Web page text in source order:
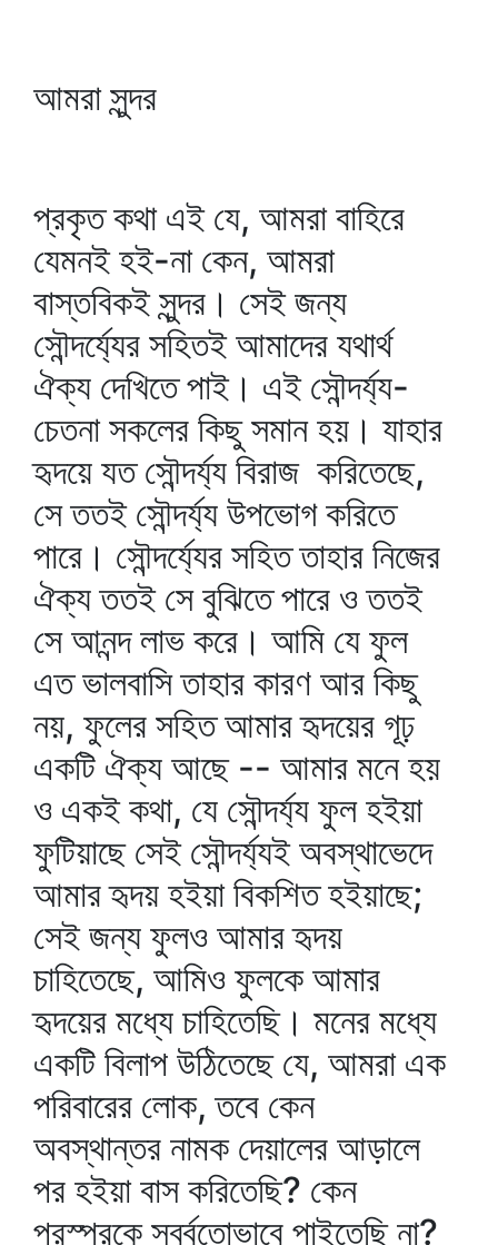
আমরা সুন্দর
প্রকৃত কথা এই যে, আমরা বাহিরে
যেমনই হই-না কেন, আমরা
বাস্তবিকই সুন্দর। সেই জন্য
সৌন্দর্য্যের সহিতই আমাদের যথার্থ
ঐক্য দেখিতে পাই। এই সৌন্দর্য্য-
চেতনা সকলের কিছু সমান হয়। যাহার
হৃদয়ে যত সৌন্দর্য্য বিরাজ করিতেছে,
সে ততই সৌন্দর্য্য উপভোগ করিতে
পারে। সৌন্দর্য্যের সহিত তাহার নিজের
ঐক্য ততই সে বুঝিতে পারে ও ততই
সে আনন্দ লাভ করে। আমি যে ফুল
এত ভালবাসি তাহার কারণ আর কিছু
নয়, ফুলের সহিত আমার হৃদয়ের গূঢ়
একটি ঐক্য আছে -- আমার মনে হয়
ও একই কথা, যে সৌন্দর্য্য ফুল হইয়া
ফুটিয়াছে সেই সৌন্দর্য্যই অবস্থাভেদে
আমার হৃদয় হইয়া বিকশিত হইয়াছে;
সেই জন্য ফুলও আমার হৃদয়
চাহিতেছে, আমিও ফুলকে আমার
হৃদয়ের মধ্যে চাহিতেছি। মনের মধ্যে
একটি বিলাপ উঠিতেছে যে, আমরা এক
পরিবারের লোক, তবে কেন
অবস্থান্তর নামক দেয়ালের আড়ালে
পর হইয়া বাস করিতেছি? কেন
পরস্পরকে সর্ব্বতোভাবে পাইতেছি না?